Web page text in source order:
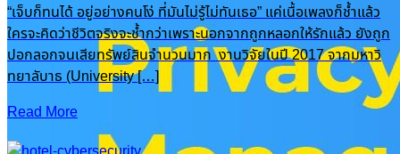
“เจ็บก็ทนได้ อยู่อย่างคนโง่ ที่มันไม่รู้ไม่ทันเธอ” แค่เนื้อเพลงก็ช้ำแล้ว
ใครจะคิดว่าชีวิตจริงจะช้ำกว่าเพราะนอกจากถูกหลอกให้รักแล้ว ยังถูก
ปอกลอกจนเสียทรัพย์สินจำนวนมาก งานวิจัยในปี 2017 จากมหาวิ
ทยาลับาธ (University […]
Read More